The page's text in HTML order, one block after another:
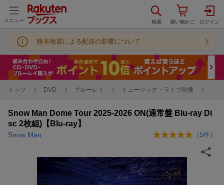
メニュー
熊本地震による配送の影響について
トップ DVD ブルーレイ ミュージック・ライブ映像
Snow Man Dome Tour 2025-2026 ON(通常盤 Blu-ray Di
sc 2枚組)【Blu-ray】
Snow Man （5件）